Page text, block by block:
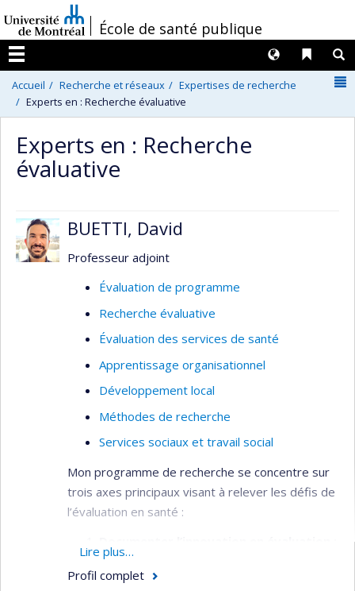
au
contenu
/École de santé publique
Menu
Liens
Langues
Accueil Recherche et réseaux
Expertises de recherche
Experts en : Recherche évaluative
Experts en : Recherche
évaluative
BUETTI, David
Professeur adjoint
Évaluation de programme
Recherche évaluative
Évaluation des services de santé
Apprentissage organisationnel
Développement local
Méthodes de recherche
Services sociaux et travail social
Mon programme de recherche se concentre sur
trois axes principaux visant à relever les défis de
l’évaluation en santé :
Cet axe vise à combler le manque de
données empiriques sur l’efficacité des
Lire plus…
Profil complet